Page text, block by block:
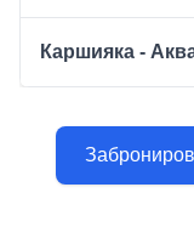
Каршияка -